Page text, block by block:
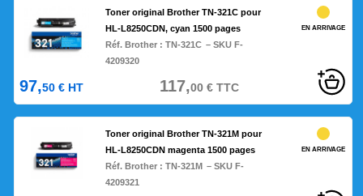
Toner original Brother TN-321C pour
HL-L8250CDN, cyan 1500 pages
Réf. Brother :TN-321C – SKU F-
4209320
EN ARRIVAGE
97,50 € HT 117,00€TTC
Toner original Brother TN-321M pour
HL-L8250CDN magenta 1500 pages
Réf. Brother :TN-321M – SKU F-
4209321
EN ARRIVAGE